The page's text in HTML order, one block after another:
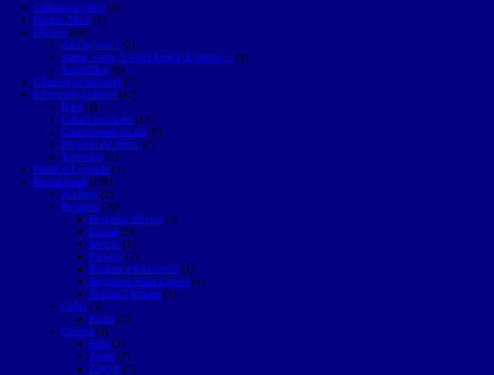
Călători-scriitori (3)
Despre Mine (1)
Diverse (69)
Aici aș vrea ! (2)
Statui, statui, E plină lumea de statui…. (9)
SuperBlog (8)
Gânduri pe tastatură (2)
Informatii si sfaturi (42)
Bani (4)
Cazari verificate (17)
Gastronomie locala (6)
Pregătiri de drum. (7)
Transport (7)
Istorii si Legende (7)
Restul lumii (138)
Andorra (1)
Bulgaria (20)
Bulgaria, diverse (3)
Litoral (5)
Melnik (1)
Plovdiv (2)
Regiunea Kiustendil (1)
Regiunea Stara Zagora (1)
Vekiko Târnovo (3)
Cehia (5)
Praga (3)
Croatia (9)
Split (3)
Zadar (2)
Zagreb (3)